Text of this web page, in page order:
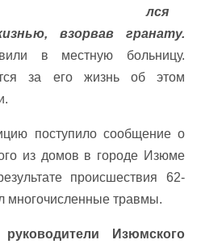
лся
взорвав гранату.
в местную больницу.
за его жизнь об этом
поступило сообщение о
из домов в городе Изюме
происшествия 62-
многочисленные травмы.
Изюмского